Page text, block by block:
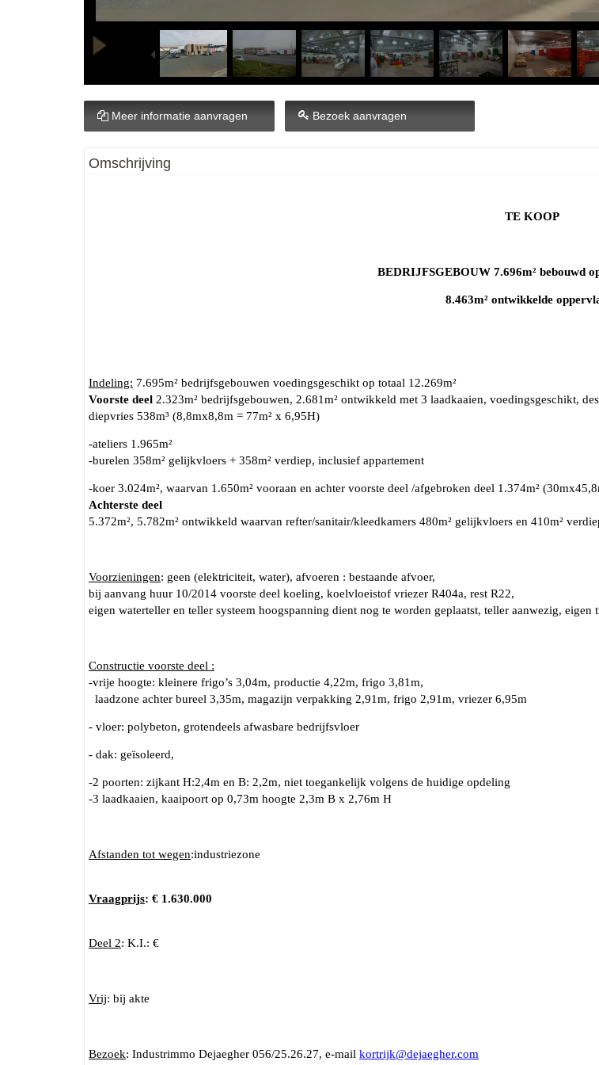
Meer informatie aanvragen Bezoek aanvragen
Omschrijving
TE KOOP
BEDRIJFSGEBOUW 7.696m² bebouwd
8.463m² ontwikkelde
Indeling: 7.695m² bedrijfsgebouwen voedingsgeschikt op totaal 12.269m²
Voorste deel 2.323m² bedrijfsgebouwen, 2.681m² ontwikkeld met 3 laadkaaien, voedingsgeschikt,
diepvries 538m³ (8,8mx8,8m = 77m² x 6,95H)
-ateliers 1.965m²
-burelen 358m² gelijkvloers + 358m² verdiep, inclusief appartement
-koer 3.024m², waarvan 1.650m² vooraan en achter voorste deel /afgebroken deel 1.374m²
Achterste deel
5.372m², 5.782m² ontwikkeld waarvan refter/sanitair/kleedkamers 480m² gelijkvloers en 410m²
Voorzieningen: geen (elektriciteit, water), afvoeren : bestaande afvoer,
bij aanvang huur 10/2014 voorste deel koeling, koelvloeistof vriezer R404a, rest R22,
eigen waterteller en teller systeem hoogspanning dient nog te worden geplaatst, teller aanwezig,
Constructie voorste deel :
-vrije hoogte: kleinere frigo’s 3,04m, productie 4,22m, frigo 3,81m,
laadzone achter bureel 3,35m, magazijn verpakking 2,91m, frigo 2,91m, vriezer 6,95m
- vloer: polybeton, grotendeels afwasbare bedrijfsvloer
- dak: geïsoleerd,
-2 poorten: zijkant H:2,4m en B: 2,2m, niet toegankelijk volgens de huidige opdeling
-3 laadkaaien, kaaipoort op 0,73m hoogte 2,3m B x 2,76m H
Afstanden tot wegen:industriezone
Vraagprijs: € 1.630.000
Deel 2: K.I.: €
Vrij: bij akte
Bezoek: Industrimmo Dejaegher 056/25.26.27, e-mail kortrijk@dejaegher.com